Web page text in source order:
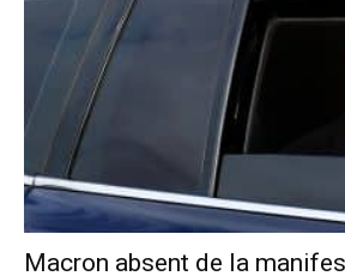
Macron absent de la